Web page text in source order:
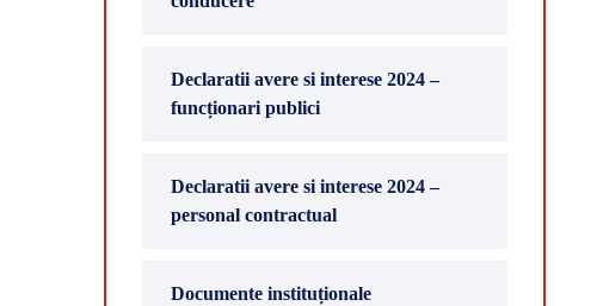
Declaratii avere si interese 2024 –
funcționari publici
Declaratii avere si interese 2024 –
personal contractual
Documente instituționale